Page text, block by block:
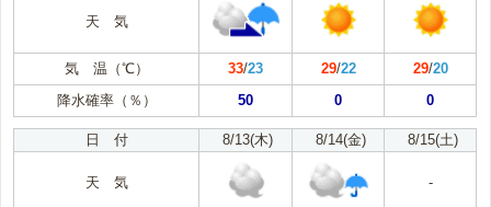
天 気
気 温（℃） 33/23 29/22 29/20
降水確率（％）
50 0 0
日 付 8/13(木) 8/14(金) 8/15(土)
天 気 -